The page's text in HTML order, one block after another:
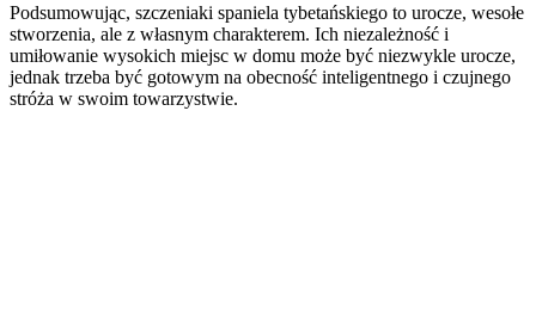
Podsumowując, szczeniaki spaniela tybetańskiego to urocze, wesołe
stworzenia, ale z własnym charakterem. Ich niezależność i
umiłowanie wysokich miejsc w domu może być niezwykle urocze,
jednak trzeba być gotowym na obecność inteligentnego i czujnego
stróża w swoim towarzystwie.